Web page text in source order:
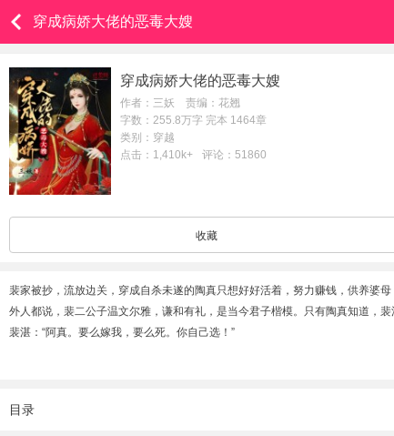
穿成病娇大佬的恶毒大嫂
穿成病娇大佬的恶毒大嫂
作者：三妖 责编：花翘
字数：255.8万字 完本 1464章
类别：穿越
点击：1,410k+
评论：51860
收藏
裴家被抄，流放边关，穿成自杀未遂的陶真只想好好活着，努力赚钱，供养
外人都说，裴二公子温文尔雅，谦和有礼，是当今君子楷模。只有陶真知道，
裴湛：“阿真。要么嫁我，要么死。你自己选！”
目录